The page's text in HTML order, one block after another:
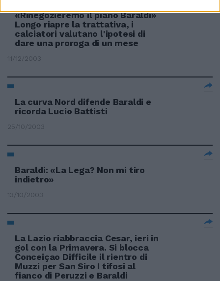
«Rinegozieremo il piano Baraldi»
Longo riapre la trattativa, i
calciatori valutano l'ipotesi di
dare una proroga di un mese
11/12/2003
La curva Nord difende Baraldi e
ricorda Lucio Battisti
25/10/2003
Baraldi: «La Lega? Non mi tiro
indietro»
13/10/2003
La Lazio riabbraccia Cesar, ieri in
gol con la Primavera. Si blocca
Conceiçao Difficile il rientro di
Muzzi per San Siro I tifosi al
fianco di Peruzzi e Baraldi